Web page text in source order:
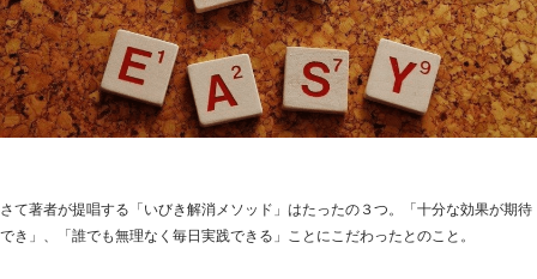
さて著者が提唱する「いびき解消メソッド」はたったの３つ。「十分な効果が期待
でき」、「誰でも無理なく毎日実践できる」ことにこだわったとのこと。